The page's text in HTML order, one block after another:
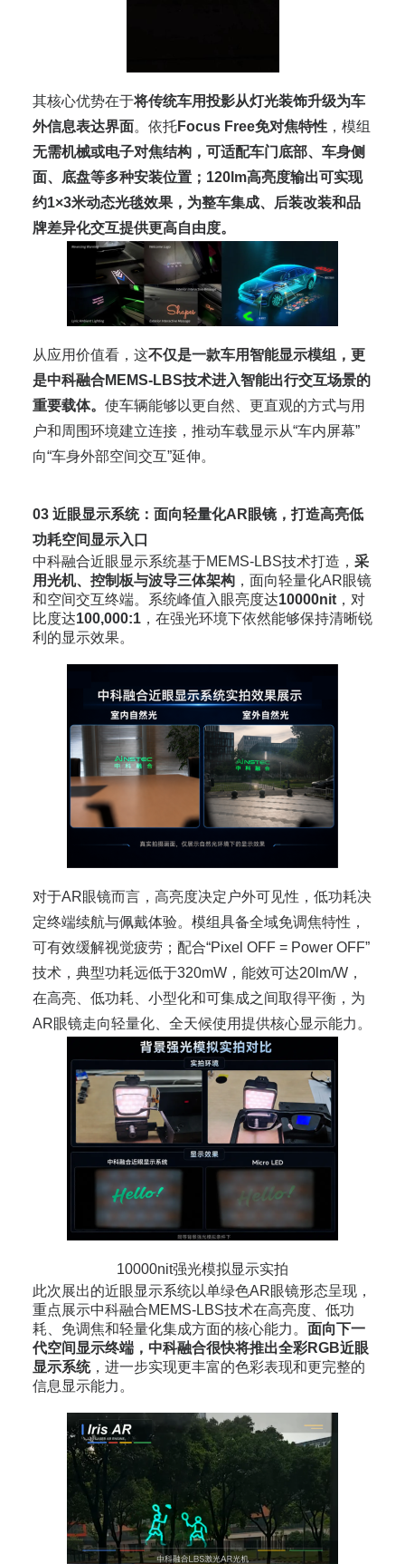
其核心优势在于将传统车用投影从灯光装饰升级为车
外信息表达界面。依托Focus Free免对焦特性 ，模组
无需机械或电子对焦结构，可适配车门底部、车身侧
面、底盘等多种安装位置；120lm高亮度输出可实现
约1×3米动态光毯效果，为整车集成、后装改装和品
牌差异化交互提供更高自由度。
从应用价值看，这不仅是一款车用智能显示模组，更
是中科融合MEMS-LBS技术进入智能出行交互场景的
重要载体。 使车辆能够以更自然、更直观的方式与用
户和周围环境建立连接，推动车载显示从“车内屏幕”
向“车身外部空间交互”延伸。
03 近眼显示系统：面向轻量化AR眼镜，打造高亮低
功耗空间显示入口
中科融合近眼显示系统基于MEMS-LBS技术打造， 采
用光机、控制板与波导三体架构 ，面向轻量化AR眼镜
和空间交互终端。系统峰值入眼亮度达10000nit ，对
比度达100,000:1 ，在强光环境下依然能够保持清晰锐
利的显示效果。
对于AR眼镜而言，高亮度决定户外可见性，低功耗决
定终端续航与佩戴体验。模组具备全域免调焦特性，
可有效缓解视觉疲劳；配合“Pixel OFF = Power OFF”
技术，典型功耗远低于320mW，能效可达20lm/W，
在高亮、低功耗、小型化和可集成之间取得平衡，为
AR眼镜走向轻量化、全天候使用提供核心显示能力。
10000nit强光模拟显示实拍
此次展出的近眼显示系统以单绿色AR眼镜形态呈现，
重点展示中科融合MEMS-LBS技术在高亮度、低功
耗、免调焦和轻量化集成方面的核心能力。 面向下一
代空间显示终端，中科融合很快将推出全彩RGB近眼
显示系统，进一步实现更丰富的色彩表现和更完整的
信息显示能力。